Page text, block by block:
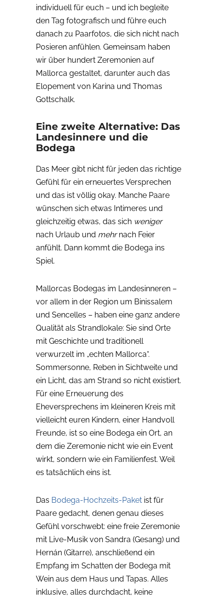
individuell für euch – und ich begleite
den Tag fotografisch und führe euch
danach zu Paarfotos, die sich nicht nach
Posieren anfühlen. Gemeinsam haben
wir über hundert Zeremonien auf
Mallorca gestaltet, darunter auch das
Elopement von Karina und Thomas
Gottschalk.
Eine zweite Alternative: Das
Landesinnere und die
Bodega
Das Meer gibt nicht für jeden das richtige
Gefühl für ein erneuertes Versprechen
und das ist völlig okay. Manche Paare
wünschen sich etwas Intimeres und
gleichzeitig etwas, das sich weniger
nach Urlaub und mehrnach Feier
anfühlt. Dann kommt die Bodega ins
Spiel.
Mallorcas Bodegas im Landesinneren –
vor allem in der Region um Binissalem
und Sencelles – haben eine ganz andere
Qualität als Strandlokale: Sie sind Orte
mit Geschichte und traditionell
verwurzelt im „echten Mallorca“.
Sommersonne, Reben in Sichtweite und
ein Licht, das am Strand so nicht existiert.
Für eine Erneuerung des
Eheversprechens im kleineren Kreis mit
vielleicht euren Kindern, einer Handvoll
Freunde, ist so eine Bodega ein Ort, an
dem die Zeremonie nicht wie ein Event
wirkt, sondern wie ein Familienfest. Weil
es tatsächlich eins ist.
Das Bodega-Hochzeits-Paket ist für
Paare gedacht, denen genau dieses
Gefühl vorschwebt: eine freie Zeremonie
mit Live-Musik von Sandra (Gesang) und
Hernán (Gitarre), anschließend ein
Empfang im Schatten der Bodega mit
Wein aus dem Haus und Tapas. Alles
inklusive, alles durchdacht, keine